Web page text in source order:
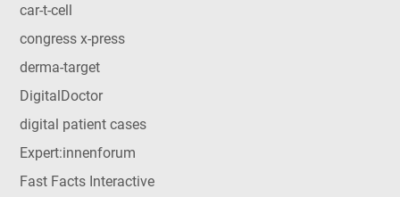
car-t-cell
congress x-press
derma-target
DigitalDoctor
digital patient cases
Expert:innenforum
Fast Facts Interactive